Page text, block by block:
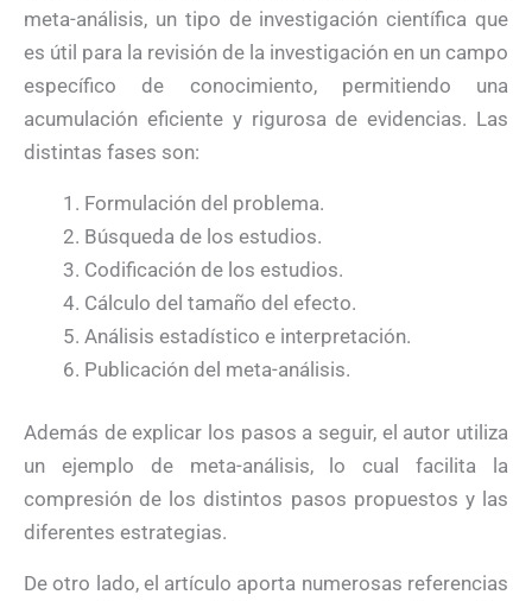
meta-análisis, un tipo de investigación científica que
es útil para la revisión de la investigación en un campo
específico de conocimiento, permitiendo una
acumulación eficiente y rigurosa de evidencias. Las
distintas fases son:
Formulación del problema.
Búsqueda de los estudios.
Codificación de los estudios.
Cálculo del tamaño del efecto.
Análisis estadístico e interpretación.
Publicación del meta-análisis.
Además de explicar los pasos a seguir, el autor utiliza
un ejemplo de meta-análisis, lo cual facilita la
compresión de los distintos pasos propuestos y las
diferentes estrategias.
De otro lado, el artículo aporta numerosas referencias